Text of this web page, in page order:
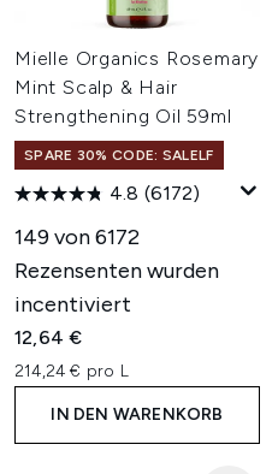
Mielle Organics Rosemary
Mint Scalp & Hair
Strengthening Oil 59ml
SPARE 30% CODE: SALELF
4.8 (6172)
149 von 6172
Rezensenten wurden
incentiviert
12,64 €
214,24 € pro L
IN DEN WARENKORB